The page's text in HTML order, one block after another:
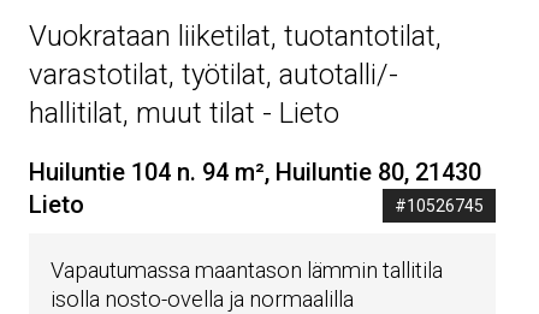
Vuokrataan liiketilat, tuotantotilat,
varastotilat, työtilat, autotalli/-
hallitilat, muut tilat - Lieto
Huiluntie 104 n. 94 m², Huiluntie 80, 21430
Lieto
#10526745
Vapautumassa maantason lämmin tallitila
isolla nosto-ovella ja normaalilla